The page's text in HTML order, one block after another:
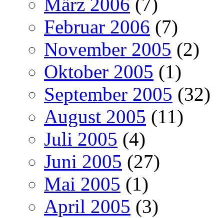
Februar 2006 (7)
November 2005 (2)
Oktober 2005 (1)
September 2005 (32)
August 2005 (11)
Juli 2005 (4)
Juni 2005 (27)
Mai 2005 (1)
April 2005 (3)